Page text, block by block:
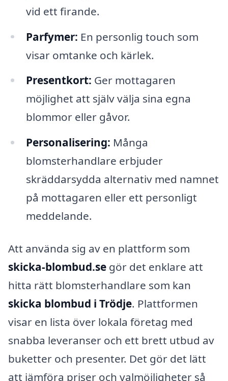
vid ett firande.
Parfymer: En personlig touch som
visar omtanke och kärlek.
Presentkort: Ger mottagaren
möjlighet att själv välja sina egna
blommor eller gåvor.
Personalisering: Många
blomsterhandlare erbjuder
skräddarsydda alternativ med namnet
på mottagaren eller ett personligt
meddelande.
Att använda sig av en plattform som
skicka-blombud.se gör det enklare att
hitta rätt blomsterhandlare som kan
skicka blombud i Trödje. Plattformen
visar en lista över lokala företag med
snabba leveranser och ett brett utbud av
buketter och presenter. Det gör det lätt
att jämföra priser och valmöjligheter så